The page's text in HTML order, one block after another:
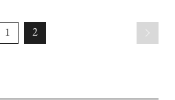
1 2